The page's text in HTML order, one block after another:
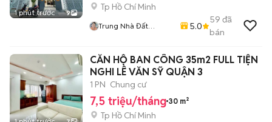
1 phút trước 9
Tp Hồ Chí Minh
Trung Nhà Đất
5.0
59 đã
bán
CĂN HỘ BAN CÔNG 35m2 FULL TIỆN
NGHI LÊ VĂN SỸ QUẬN 3
1 PN Chung cư
7,5 triệu/tháng 30 m²
Tp Hồ Chí Minh